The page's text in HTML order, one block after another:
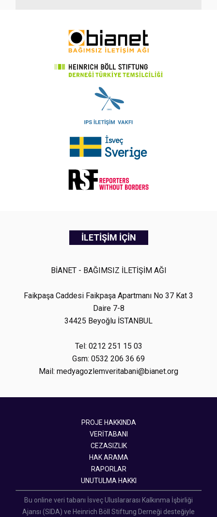
İLETİŞİM İÇİN
BİANET - BAĞIMSIZ İLETİŞİM AĞI
Faikpaşa Caddesi Faikpaşa Apartmanı No 37 Kat 3
Daire 7-8
34425 Beyoğlu İSTANBUL
Tel: 0212 251 15 03
Gsm: 0532 206 36 69
Mail: medyagozlemveritabani@bianet.org
PROJE HAKKINDA
VERİTABANI
CEZASIZLIK
HAK ARAMA
RAPORLAR
UNUTULMA HAKKI
Bu online veri tabanı İsveç Uluslararası Kalkınma İşbirliği
Ajansı (SIDA) ve Heinrich Böll Stiftung Derneği desteğiyle